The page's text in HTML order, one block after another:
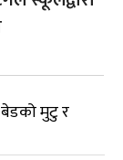
मुटु र